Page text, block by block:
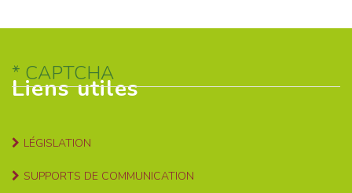
Liens utiles
LÉGISLATION
SUPPORTS DE COMMUNICATION
CAPTCHA